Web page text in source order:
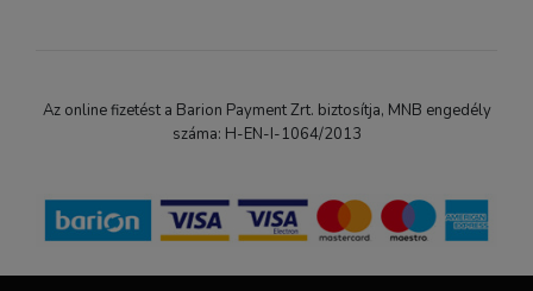
Az online fizetést a Barion Payment Zrt. biztosítja, MNB engedély
száma: H-EN-I-1064/2013